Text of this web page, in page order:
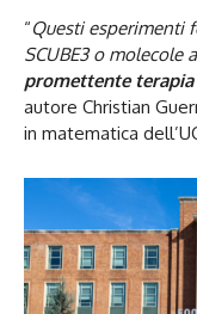
“Questi esperimenti
SCUBE3 o molecole
promettente
autore Christian
in matematica